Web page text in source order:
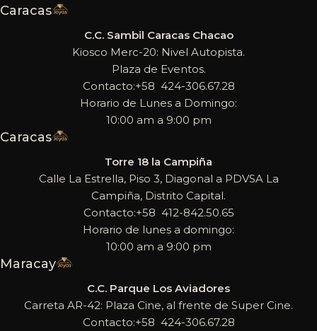
Caracas
C.C. Sambil Caracas Chacao
Kiosco Merc-20: Nivel Autopista.
Plaza de Eventos.
Contacto:+58 424-306.67.28
Horario de Lunes a Domingo:
10:00 am a 9:00 pm
Caracas
Torre 18 la Campiña
Calle La Estrella, Piso 3, Diagonal a PDVSA La
Campiña, Distrito Capital.
Contacto:+58 412-842.50.65
Horario de lunes a domingo:
10:00 am a 9:00 pm
Maracay
C.C. Parque Los Aviadores
Carreta AR-42: Plaza Cine, al frente de Super Cine.
Contacto:+58 424-306.67.28